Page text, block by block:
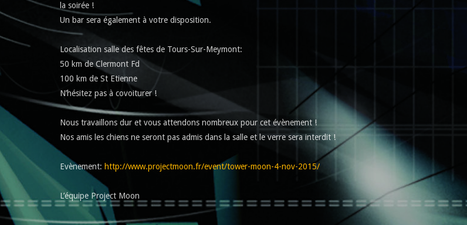
la soirée !
Un bar sera également à votre disposition.
Localisation salle des fêtes de Tours-Sur-Meymont:
50 km de Clermont Fd
100 km de St Etienne
N’hésitez pas à covoiturer !
Nous travaillons dur et vous attendons nombreux pour cet évènement !
Nos amis les chiens ne seront pas admis dans la salle et le verre sera interdit !
Evènement: http://www.projectmoon.fr/event/tower-moon-4-nov-2015/
L’équipe Project Moon